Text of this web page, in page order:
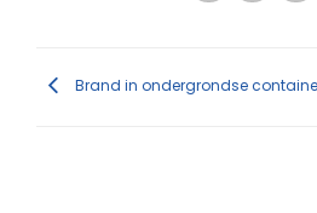
Brand in ondergrondse